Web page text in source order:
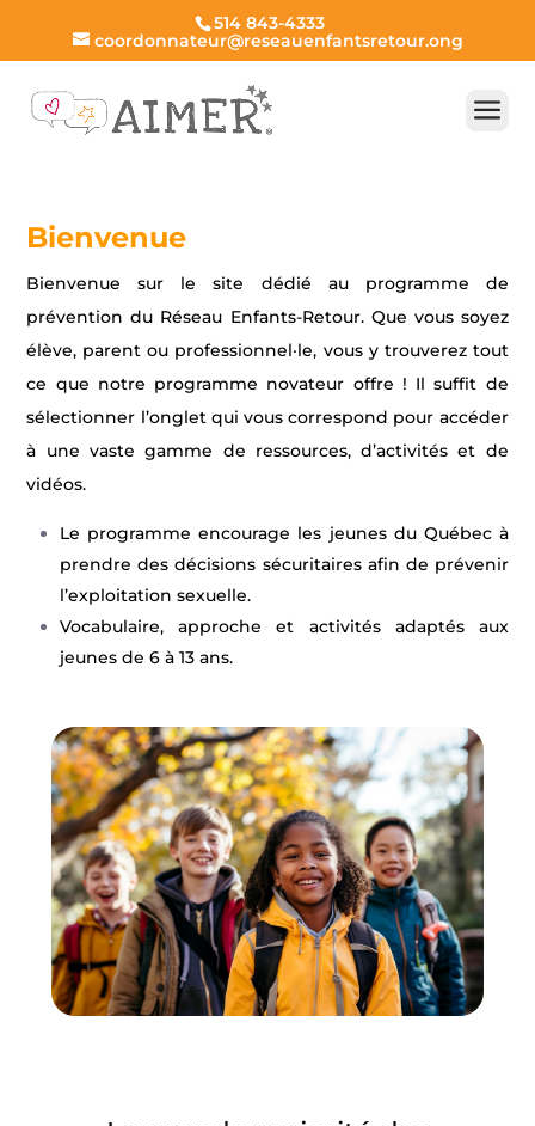
content
514 843-4333
coordonnateur@reseauenfantsretour.ong
Bienvenue
Bienvenue sur le site dédié au programme de
prévention du Réseau Enfants-Retour. Que vous soyez
élève, parent ou professionnel·le, vous y trouverez tout
ce que notre programme novateur offre ! Il suffit de
sélectionner l’onglet qui vous correspond pour accéder
à une vaste gamme de ressources, d’activités et de
vidéos.
Le programme encourage les jeunes du Québec à
prendre des décisions sécuritaires afin de prévenir
l’exploitation sexuelle.
Vocabulaire, approche et activités adaptés aux
jeunes de 6 à 13 ans.